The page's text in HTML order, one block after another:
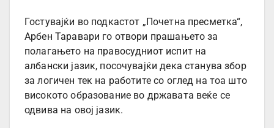
Гостувајќи во подкастот „Почетна пресметка“,
Арбен Таравари го отвори прашањето за
полагањето на правосудниот испит на
албански јазик, посочувајќи дека станува збор
за логичен тек на работите со оглед на тоа што
високото образование во државата веќе се
одвива на овој јазик.